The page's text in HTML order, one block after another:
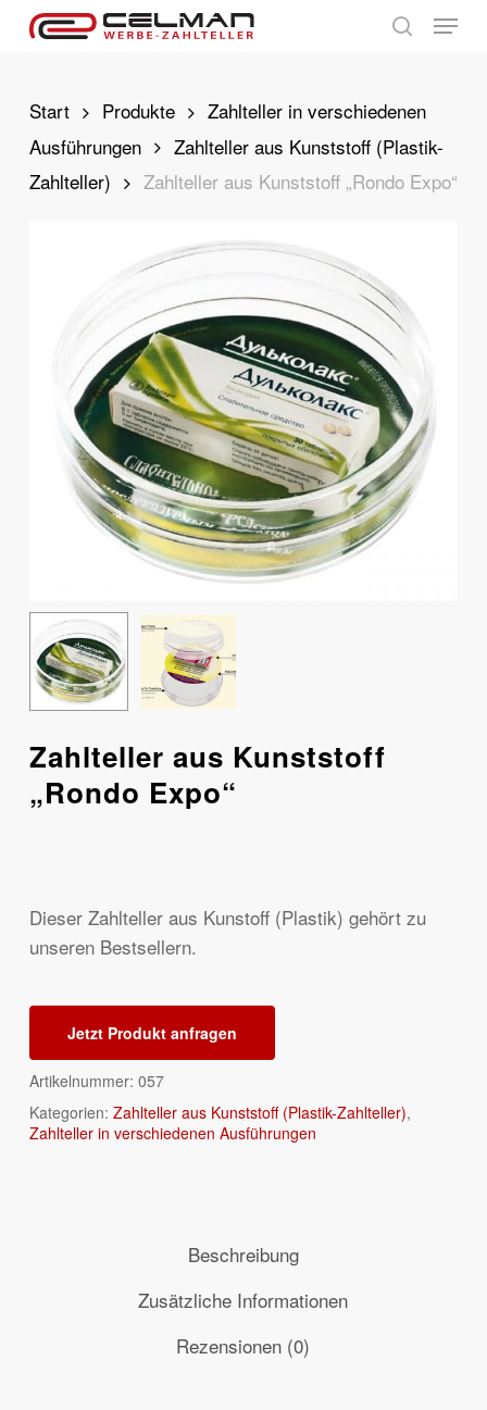
Skip
content
Menu
Start Produkte
Zahlteller in verschiedenen
Ausführungen
Zahlteller aus Kunststoff (Plastik-
Zahlteller)
Zahlteller aus Kunststoff „Rondo Expo“
Zahlteller aus Kunststoff
„Rondo Expo“
Dieser Zahlteller aus Kunstoff (Plastik) gehört zu
unseren Bestsellern.
Jetzt Produkt anfragen
Artikelnummer: 057
Kategorien: Zahlteller aus Kunststoff (Plastik-Zahlteller),
Zahlteller in verschiedenen Ausführungen
Beschreibung
Zusätzliche Informationen
Rezensionen (0)